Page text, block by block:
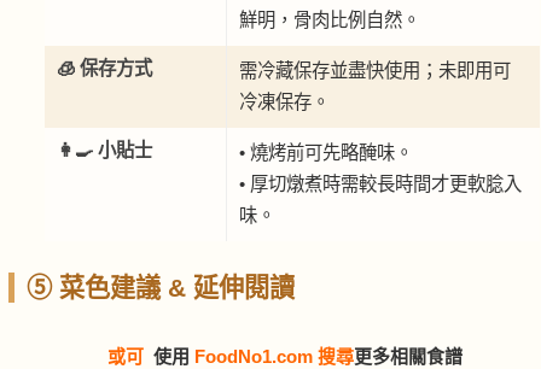
鮮明，骨肉比例自然。
🧊 保存方式
需冷藏保存並盡快使用；未即用可
冷凍保存。
👩‍🍳 小貼士
• 燒烤前可先略醃味。
• 厚切燉煮時需較長時間才更軟腍入
味。
⑤ 菜色建議 & 延伸閱讀
或可 使用 FoodNo1.com 搜尋更多相關食譜